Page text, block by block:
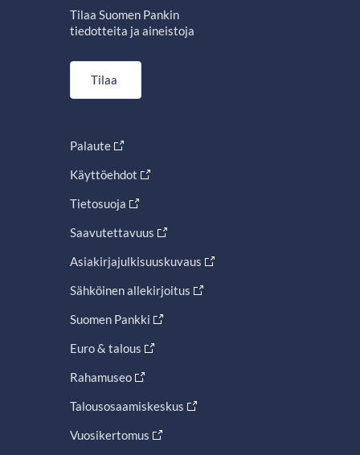
Tilaa Suomen Pankin
tiedotteita ja aineistoja
Tilaa
Palaute
Käyttöehdot
Tietosuoja
Saavutettavuus
Asiakirjajulkisuuskuvaus
Sähköinen allekirjoitus
Suomen Pankki
Euro & talous
Rahamuseo
Talousosaamiskeskus
Vuosikertomus